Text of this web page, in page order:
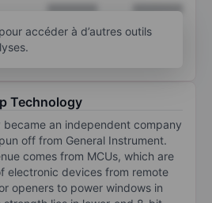
XXXXXXX
XXXXXXX
pour accéder à d’autres outils
Technology
an independent company
off from General Instrument.
comes from MCUs, which are
electronic devices from remote
openers to power windows in